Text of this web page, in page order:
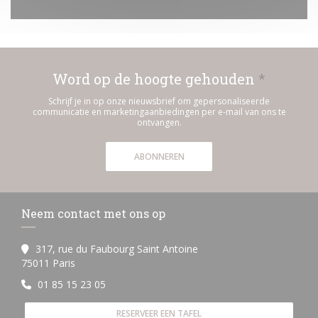
Word op de hoogte gehouden *
Schrijf je in op onze nieuwsbrief om gepersonaliseerde
communicatie en marketingaanbiedingen per e-mail van ons te
ontvangen.
ABONNEREN
Neem contact met ons op
317, rue du Faubourg Saint Antoine
75011 Paris
01 85 15 23 05
RESERVEER EEN TAFEL